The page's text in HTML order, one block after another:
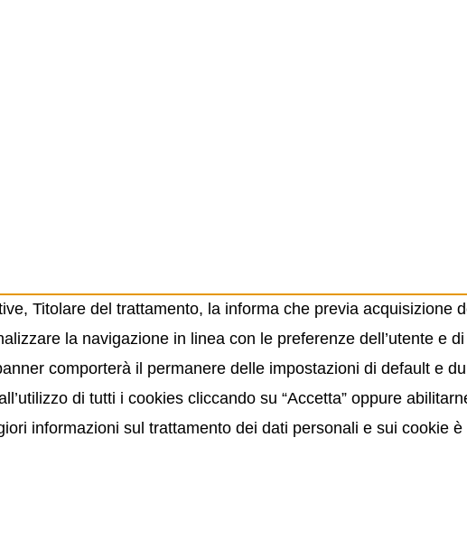
Titolare del trattamento, la informa che previa acquisizione
la navigazione in linea con le preferenze dell’utente e
comporterà il permanere delle impostazioni di default e
di tutti i cookies cliccando su “Accetta” oppure
informazioni sul trattamento dei dati personali e sui cookie